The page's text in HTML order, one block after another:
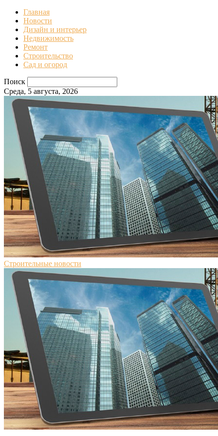
Главная
Новости
Дизайн и интерьер
Недвижимость
Ремонт
Строительство
Сад и огород
Поиск
Среда, 5 августа, 2026
Строительные новости